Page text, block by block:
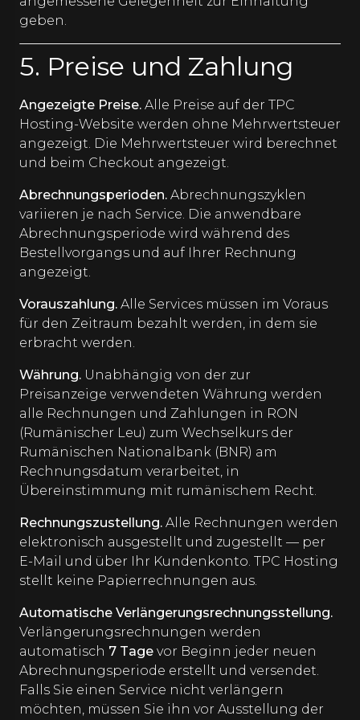
geben.
5. Preise und Zahlung
Angezeigte Preise. Alle Preise auf der TPC
Hosting-Website werden ohne Mehrwertsteuer
angezeigt. Die Mehrwertsteuer wird berechnet
und beim Checkout angezeigt.
Abrechnungsperioden. Abrechnungszyklen
variieren je nach Service. Die anwendbare
Abrechnungsperiode wird während des
Bestellvorgangs und auf Ihrer Rechnung
angezeigt.
Vorauszahlung. Alle Services müssen im Voraus
für den Zeitraum bezahlt werden, in dem sie
erbracht werden.
Währung. Unabhängig von der zur
Preisanzeige verwendeten Währung werden
alle Rechnungen und Zahlungen in RON
(Rumänischer Leu) zum Wechselkurs der
Rumänischen Nationalbank (BNR) am
Rechnungsdatum verarbeitet, in
Übereinstimmung mit rumänischem Recht.
Rechnungszustellung. Alle Rechnungen werden
elektronisch ausgestellt und zugestellt — per
E-Mail und über Ihr Kundenkonto. TPC Hosting
stellt keine Papierrechnungen aus.
Automatische Verlängerungsrechnungsstellung.
Verlängerungsrechnungen werden
automatisch 7 Tage vor Beginn jeder neuen
Abrechnungsperiode erstellt und versendet.
Falls Sie einen Service nicht verlängern
möchten, müssen Sie ihn vor Ausstellung der